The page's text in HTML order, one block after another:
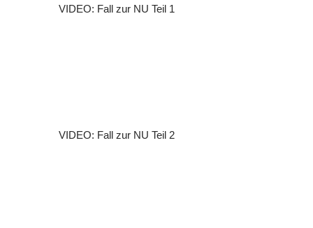
VIDEO: Fall zur NU Teil 1
VIDEO: Fall zur NU Teil 2